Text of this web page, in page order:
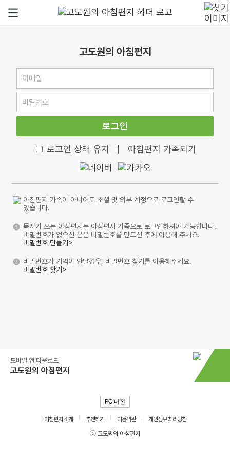
고도원의 아침편지
로그인
로그인 상태 유지 아침편지 가족되기
아침편지 가족이 아니어도 소셜 및 외부 계정으로 로그인할 수
있습니다.
독자가 쓰는 아침편지는 아침편지 가족으로 로그인하셔야 가능합니다.
비밀번호가 없으신 분은 비밀번호를 만드신 후에 이용해 주세요.
비밀번호 만들기>
비밀번호가 기억이 안날경우, 비밀번호 찾기를 이용해주세요.
비밀번호 찾기>
모바일 앱 다운로드
고도원의 아침편지
PC 버전
아침편지 소개 추천하기 이용약관
개인정보 처리방침
ⓒ 고도원의 아침편지